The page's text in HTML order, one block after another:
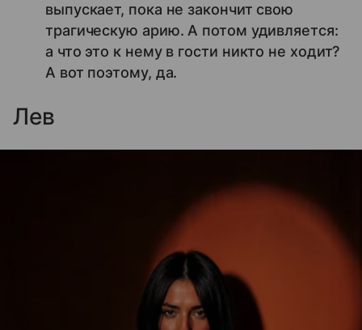
выпускает, пока не закончит свою
трагическую арию. А потом удивляется:
а что это к нему в гости никто не ходит?
А вот поэтому, да.
Лев